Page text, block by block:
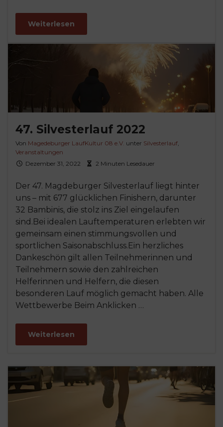
Weiterlesen
47. Silvesterlauf 2022
Von Magedeburger LaufKultur 08 e.V. unter Silvesterlauf,
Veranstaltungen
Dezember 31, 2022
2 Minuten Lesedauer
Der 47. Magdeburger Silvesterlauf liegt hinter
uns – mit 677 glücklichen Finishern, darunter
32 Bambinis, die stolz ins Ziel eingelaufen
sind.Bei idealen Lauftemperaturen erlebten wir
gemeinsam einen stimmungsvollen und
sportlichen Saisonabschluss.Ein herzliches
Dankeschön gilt allen Teilnehmerinnen und
Teilnehmern sowie den zahlreichen
Helferinnen und Helfern, die diesen
besonderen Lauf möglich gemacht haben. Alle
Wettbewerbe Beim Anklicken …
Weiterlesen